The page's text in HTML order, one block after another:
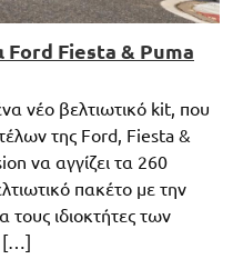
Ford Fiesta & Puma
νέο βελτιωτικό kit, που
της Ford, Fiesta &
να αγγίζει τα 260
πακέτο με την
τους ιδιοκτήτες των
[…]